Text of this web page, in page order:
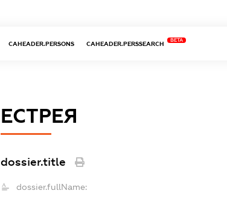
CAHEADER.PERSONS CAHEADER.PERSSEARCH
BETA
ЕСТРЕЯ
dossier.title
dossier.fullName: